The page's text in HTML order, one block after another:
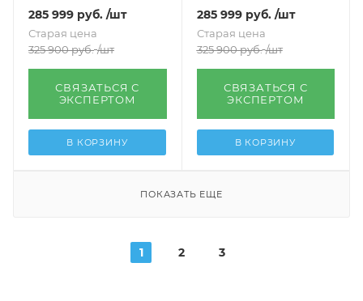
285 999 руб. /шт
Старая цена
325 900руб. /шт
СВЯЗАТЬСЯ С
ЭКСПЕРТОМ
В КОРЗИНУ
285 999руб. /шт
Старая цена
325 900руб. /шт
СВЯЗАТЬСЯ С
ЭКСПЕРТОМ
В КОРЗИНУ
ПОКАЗАТЬ ЕЩЕ
1 2 3